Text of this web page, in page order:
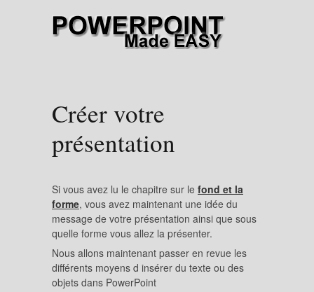
Créer votre
présentation
Si vous avez lu le chapitre sur le fond et la
forme, vous avez maintenant une idée du
message de votre présentation ainsi que sous
quelle forme vous allez la présenter.
Nous allons maintenant passer en revue les
différents moyens d insérer du texte ou des
objets dans PowerPoint